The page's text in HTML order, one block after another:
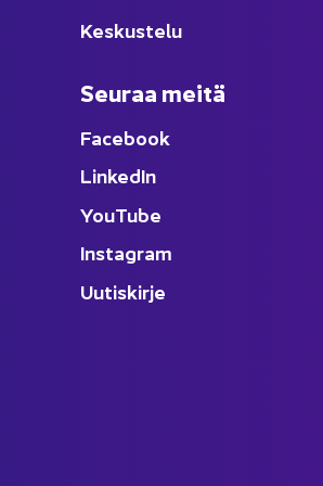
Kes­kus­te­lu
Seu­raa meitä
Face­book
Lin­ke­dIn
YouTube
Ins­ta­gram
Uu­tis­kir­je